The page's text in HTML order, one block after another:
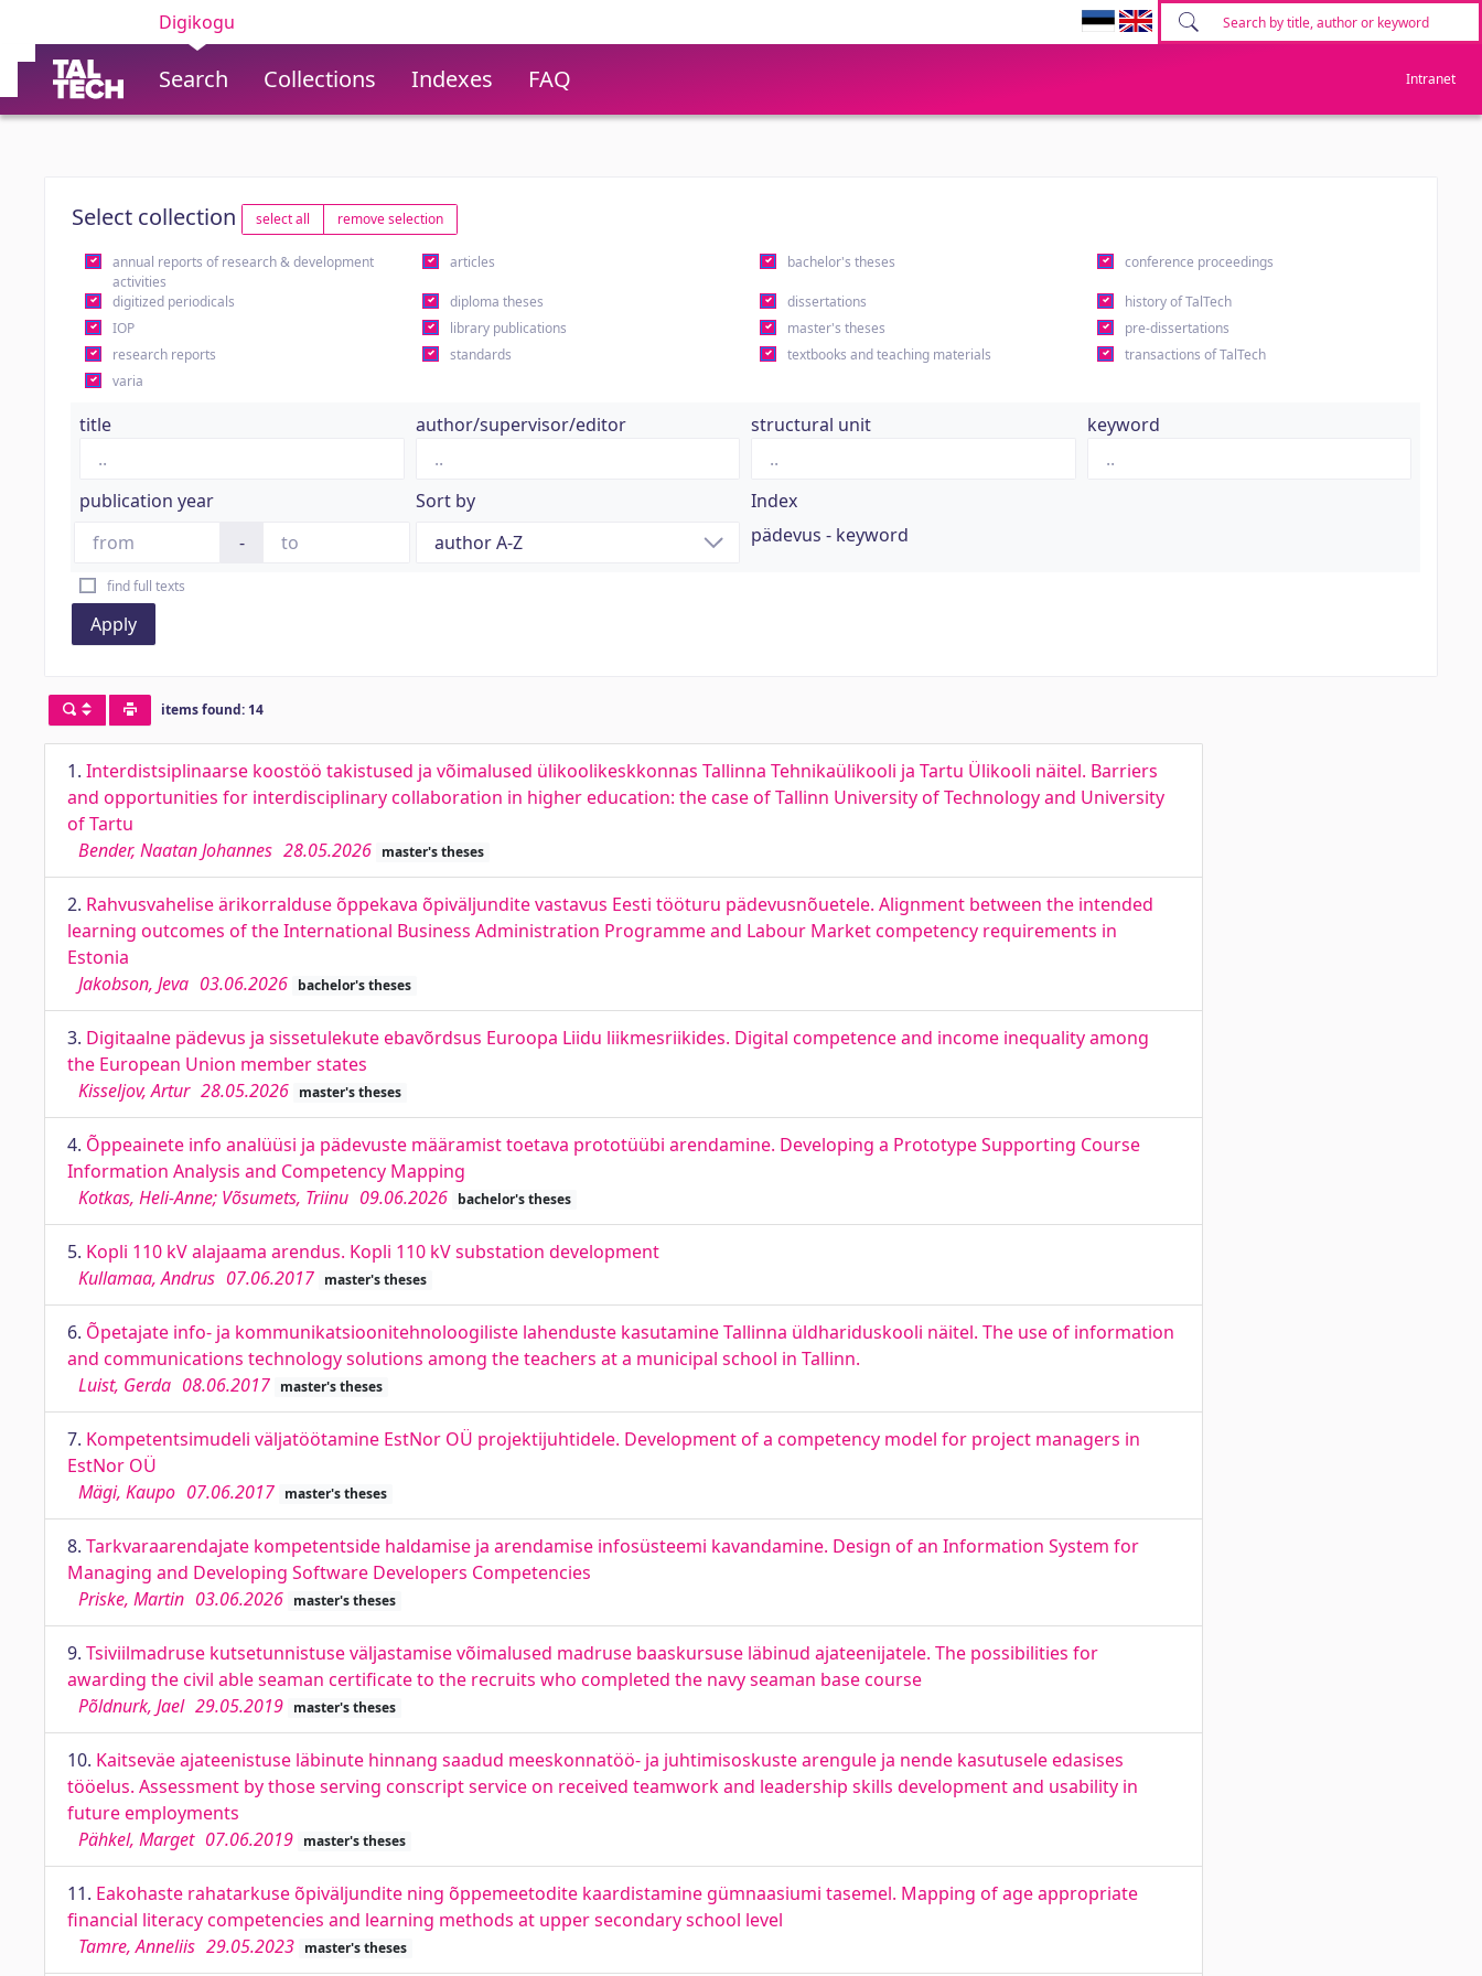
Digikogu
Search Collections Indexes FAQ Intranet
Select collection select all remove selection
annual reports of research & development
activities
articles bachelor's theses conference proceedings
digitized periodicals diploma theses dissertations
history of TalTech
IOP
library publications master's theses
pre-dissertations
research reports
standards textbooks and teaching materials
transactions of TalTech
varia
title author/supervisor/editor structural unit keyword
publication year
-
Sort by
Index
pädevus - keyword
find full texts
Apply
items found: 14
1. Interdistsiplinaarse koostöö takistused ja võimalused ülikoolikeskkonnas Tallinna Tehnikaülikooli ja Tartu Ülikooli näitel. Barriers
and opportunities for interdisciplinary collaboration in higher education: the case of Tallinn University of Technology and University
of Tartu
Bender, Naatan Johannes 28.05.2026 master's theses
2. Rahvusvahelise ärikorralduse õppekava õpiväljundite vastavus Eesti tööturu pädevusnõuetele. Alignment between the intended
learning outcomes of the International Business Administration Programme and Labour Market competency requirements in
Estonia
Jakobson, Jeva 03.06.2026 bachelor's theses
3. Digitaalne pädevus ja sissetulekute ebavõrdsus Euroopa Liidu liikmesriikides. Digital competence and income inequality among
the European Union member states
Kisseljov, Artur 28.05.2026 master's theses
4. Õppeainete info analüüsi ja pädevuste määramist toetava prototüübi arendamine. Developing a Prototype Supporting Course
Information Analysis and Competency Mapping
Kotkas, Heli-Anne; Võsumets, Triinu 09.06.2026 bachelor's theses
5. Kopli 110 kV alajaama arendus. Kopli 110 kV substation development
Kullamaa, Andrus 07.06.2017 master's theses
6. Õpetajate info- ja kommunikatsioonitehnoloogiliste lahenduste kasutamine Tallinna üldhariduskooli näitel. The use of information
and communications technology solutions among the teachers at a municipal school in Tallinn.
Luist, Gerda 08.06.2017 master's theses
7. Kompetentsimudeli väljatöötamine EstNor OÜ projektijuhtidele. Development of a competency model for project managers in
EstNor OÜ
Mägi, Kaupo 07.06.2017 master's theses
8. Tarkvaraarendajate kompetentside haldamise ja arendamise infosüsteemi kavandamine. Design of an Information System for
Managing and Developing Software Developers Competencies
Priske, Martin 03.06.2026 master's theses
9. Tsiviilmadruse kutsetunnistuse väljastamise võimalused madruse baaskursuse läbinud ajateenijatele. The possibilities for
awarding the civil able seaman certificate to the recruits who completed the navy seaman base course
Põldnurk, Jael 29.05.2019 master's theses
10. Kaitseväe ajateenistuse läbinute hinnang saadud meeskonnatöö- ja juhtimisoskuste arengule ja nende kasutusele edasises
tööelus. Assessment by those serving conscript service on received teamwork and leadership skills development and usability in
future employments
Pähkel, Marget 07.06.2019 master's theses
11. Eakohaste rahatarkuse õpiväljundite ning õppemeetodite kaardistamine gümnaasiumi tasemel. Mapping of age appropriate
financial literacy competencies and learning methods at upper secondary school level
Tamre, Anneliis 29.05.2023 master's theses